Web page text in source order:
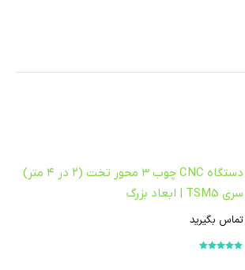
دستگاه CNC چوب ۳ محور تخت (۲ در ۴ متر)
سری TSM5 | ابعاد بزرگ
تماس بگیرید